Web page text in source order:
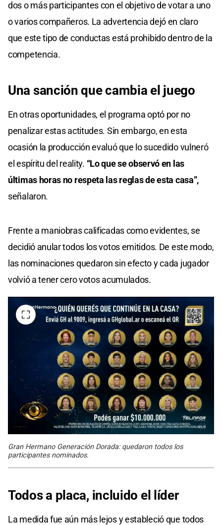
dos o más participantes con el objetivo de votar a uno
o varios compañeros. La advertencia dejó en claro
que este tipo de conductas está prohibido dentro de la
competencia.
Una sanción quecambia el juego
En otras oportunidades, el programa optó por no
penalizar estas actitudes. Sin embargo, en esta
ocasión la producción evaluó que lo sucedido vulneró
el espíritu del reality. “Lo que se observó en las
últimas horas no respeta las reglas de esta casa”,
señalaron.
Frente a maniobras calificadas como evidentes, se
decidió anular todos los votos emitidos. De este modo,
las nominaciones quedaron sin efecto y cada jugador
volvió a tener cero votos acumulados.
Gran Hermano Generación Dorada: quedaron todos los
participantes nominados.
Todos a placa, incluido el líder
La medida fue aún más lejos y estableció que todos